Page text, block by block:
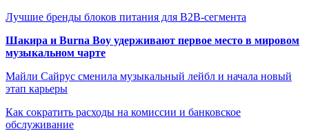
Лучшие бренды блоков питания для B2B-сегмента
Шакира и Burna Boy удерживают первое место в мировом
музыкальном чарте
Майли Сайрус сменила музыкальный лейбл и начала новый
этап карьеры
Как сократить расходы на комиссии и банковское
обслуживание